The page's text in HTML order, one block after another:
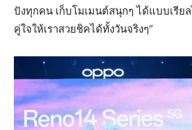
ปังทุกคน เก็บโมเมนต์สนุกๆ ได้แบบเรีย
คู่ใจให้เราสวยชิคได้ทั้งวันจริงๆ”